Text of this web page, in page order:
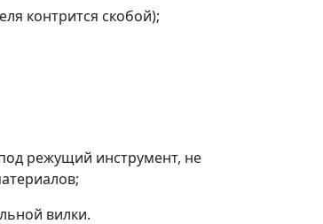
контрится скобой);
режущий инструмент, не
вилки.